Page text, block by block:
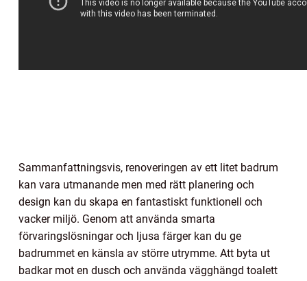
Sammanfattningsvis, renoveringen av ett litet badrum
kan vara utmanande men med rätt planering och
design kan du skapa en fantastiskt funktionell och
vacker miljö. Genom att använda smarta
förvaringslösningar och ljusa färger kan du ge
badrummet en känsla av större utrymme. Att byta ut
badkar mot en dusch och använda vägghängd toalett